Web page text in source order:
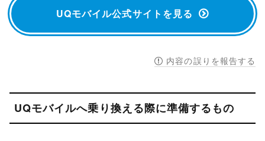
UQモバイル公式サイトを見る
内容の誤りを報告する
UQモバイルへ乗り換える際に準備するもの